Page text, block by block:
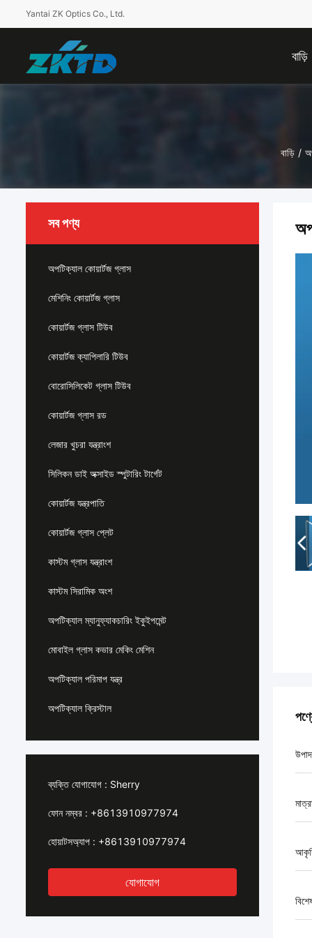
Yantai ZK Optics Co., Ltd.
বাড়ি
বাড়ি /
সব পণ্য
অপটিক্যাল কোয়ার্টজ গ্লাস
মেশিনিং কোয়ার্টজ গ্লাস
কোয়ার্টজ গ্লাস টিউব
কোয়ার্টজ ক্যাপিলারি টিউব
বোরোসিলিকেট গ্লাস টিউব
কোয়ার্টজ গ্লাস রড
লেজার খুচরা যন্ত্রাংশ
সিলিকন ডাই অক্সাইড স্পুটারিং টার্গেট
কোয়ার্টজ যন্ত্রপাতি
কোয়ার্টজ গ্লাস প্লেট
কাস্টম গ্লাস যন্ত্রাংশ
কাস্টম সিরামিক অংশ
অপটিক্যাল ম্যানুফ্যাকচারিং ইকুইপমেন্ট
মোবাইল গ্লাস কভার মেকিং মেশিন
অপটিক্যাল পরিমাপ যন্ত্র
অপটিক্যাল ক্রিস্টাল
ব্যক্তি যোগাযোগ : Sherry
ফোন নম্বর : +8613910977974
হোয়াটসঅ্যাপ : +8613910977974
যোগাযোগ